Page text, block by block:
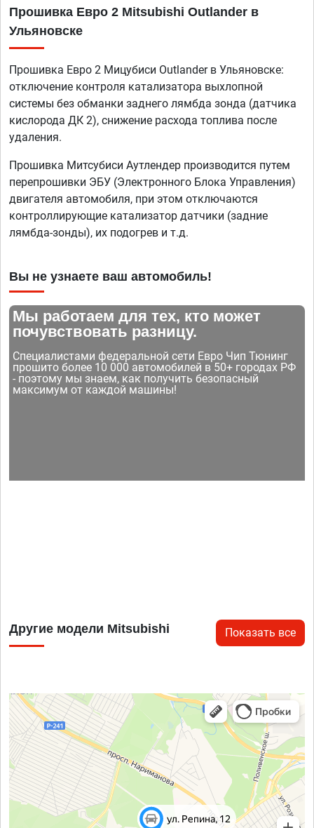
Прошивка Евро 2 Mitsubishi Outlander в
Ульяновске
Прошивка Евро 2 Мицубиси Outlander в Ульяновске:
отключение контроля катализатора выхлопной
системы без обманки заднего лямбда зонда (датчика
кислорода ДК 2), снижение расхода топлива после
удаления.
Прошивка Митсубиси Аутлендер производится путем
перепрошивки ЭБУ (Электронного Блока Управления)
двигателя автомобиля, при этом отключаются
контроллирующие катализатор датчики (задние
лямбда-зонды), их подогрев и т.д.
Вы не узнаете ваш автомобиль!
Мы работаем для тех, кто может
почувствовать разницу.
Специалистами федеральной сети Евро Чип Тюнинг
прошито более 10 000 автомобилей в 50+ городах РФ
- поэтому мы знаем, как получить безопасный
максимум от каждой машины!
Другие модели Mitsubishi Показать все